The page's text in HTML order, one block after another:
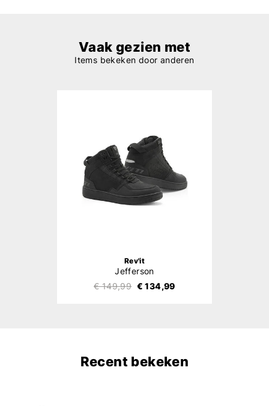
Vaak gezien met
Items bekeken door anderen
Rev'it
Jefferson
€ 149,99 € 134,99
Recent bekeken